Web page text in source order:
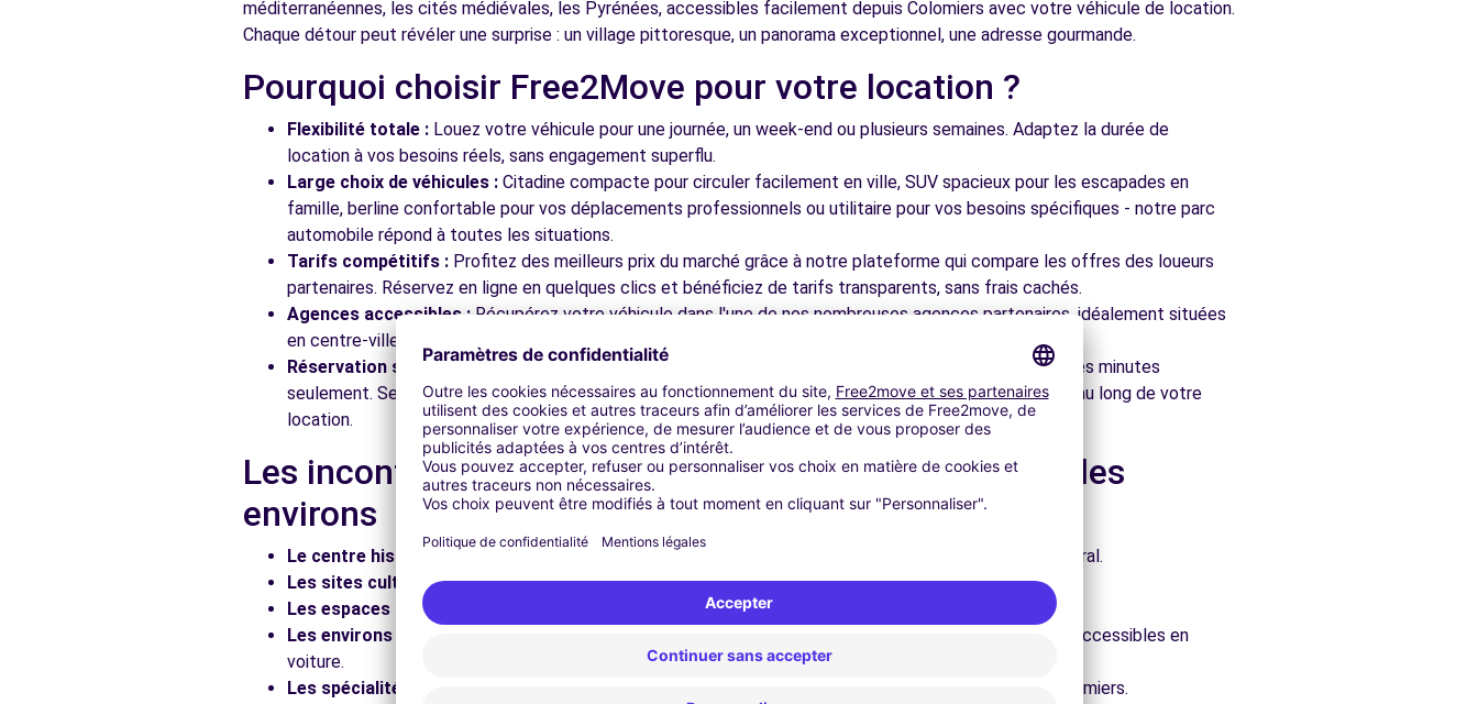
Free2Move Rent - GARAGE VAUTOUR - TOULOUSE (C)
6.3 km
Free2Move Rent - BEAUZELLE AUTOMOBILES - BEAUZELLE (C)
6.3 km
741 AVENUE DE GAROSSOS
Free2Move Rent - GARAGE ALCAZAR SARL - LEGUEVIN (C)
6.4 km
méditerranéennes, les cités médiévales, les Pyrénées, accessibles facilement depuis Colomiers avec votre véhicule de location.
Chaque détour peut révéler une surprise : un village pittoresque, un panorama exceptionnel, une adresse gourmande.
Pourquoi choisir Free2Move pour votre location ?
Flexibilité totale : Louez votre véhicule pour une journée, un week-end ou plusieurs semaines. Adaptez la durée de
location à vos besoins réels, sans engagement superflu.
Large choix de véhicules : Citadine compacte pour circuler facilement en ville, SUV spacieux pour les escapades en
famille, berline confortable pour vos déplacements professionnels ou utilitaire pour vos besoins spécifiques - notre parc
automobile répond à toutes les situations.
Tarifs compétitifs : Profitez des meilleurs prix du marché grâce à notre plateforme qui compare les offres des loueurs
partenaires. Réservez en ligne en quelques clics et bénéficiez de tarifs transparents, sans frais cachés.
Agences accessibles : Récupérez votre véhicule dans l'une de nos nombreuses agences partenaires, idéalement situées
en centre-ville, en gare ou près des aéroports pour faciliter le démarrage de votre séjour.
Réservation simplifiée :Notre plateforme intuitive vous permet de réserver votre véhicule en quelques minutes
seulement. Service client disponible pour répondre à toutes vos questions et vous accompagner tout au long de votre
location.
Les incontournables à découvrir à Colomiers et dans les
environs
Le centre historique :
Flânez dans les ruelles du cœur de ville et découvrez son patrimoine architectural.
Les sites culturels :Visitez les musées et monuments qui font la richesse de Colomiers.
Les espaces naturels :
Profitez des parcs et jardins pour une pause détente en pleine nature.
Les environs :
Explorez les plages méditerranéennes, les cités médiévales, les Pyrénées, facilement accessibles en
voiture.
Les spécialités locales :
Découvrez la gastronomie régionale dans les restaurants et marchés de Colomiers.